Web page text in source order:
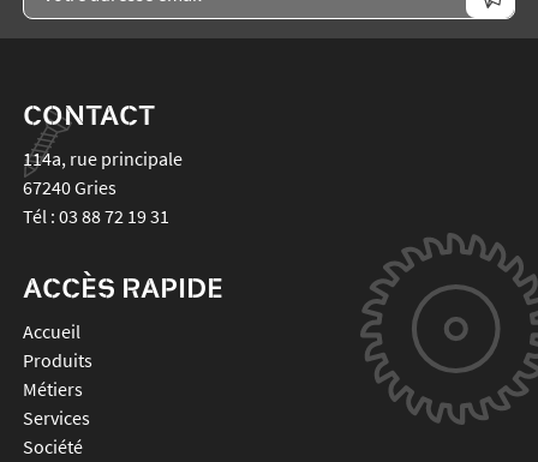
CONTACT
114a, rue principale
67240Gries
Tél : 03 88 72 19 31
ACCÈS RAPIDE
Accueil
Produits
Métiers
Services
Société